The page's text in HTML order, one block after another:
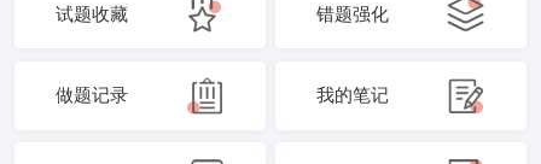
试题收藏 错题强化
做题记录 我的笔记